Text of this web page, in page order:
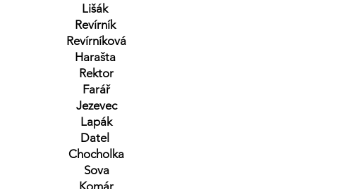
Lišák
Revírník
Revírníková
Harašta
Rektor
Farář
Jezevec
Lapák
Datel
Chocholka
Sova
Komár